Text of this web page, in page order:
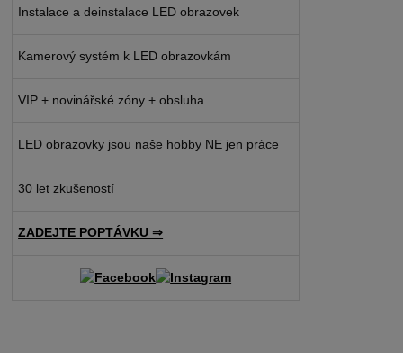
Instalace a deinstalace LED obrazovek
Kamerový systém k LED obrazovkám
VIP + novinářské zóny + obsluha
LED obrazovky jsou naše hobby NE jen práce
30 let zkušeností
ZADEJTE POPTÁVKU ⇒